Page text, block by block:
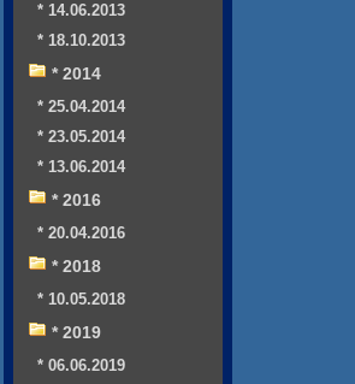
* 14.06.2013
* 18.10.2013
* 2014
* 25.04.2014
* 23.05.2014
* 13.06.2014
* 2016
* 20.04.2016
* 2018
* 10.05.2018
* 2019
* 06.06.2019